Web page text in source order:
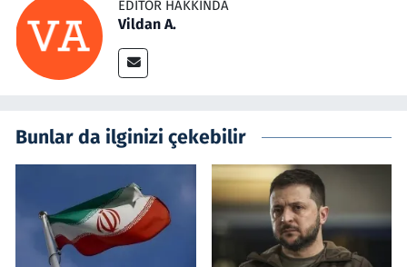
EDITÖR HAKKINDA
Vildan A.
Bunlar da ilginizi çekebilir